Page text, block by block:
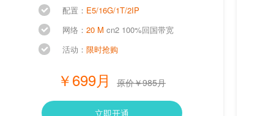
配置： E5/16G/1T/2IP
网络： 20 M cn2 100%回国带宽
活动： 限时抢购
￥699月 原价￥985月
立即开通